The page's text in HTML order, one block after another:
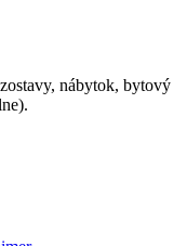
nábytok, bytový